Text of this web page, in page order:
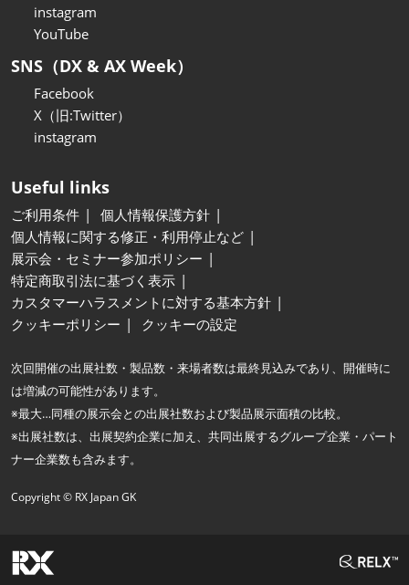
instagram
YouTube
SNS（DX & AX Week）
Facebook
X（旧:Twitter）
instagram
Useful links
ご利用条件
個人情報保護方針
個人情報に関する修正・利用停止など
展示会・セミナー参加ポリシー
特定商取引法に基づく表示
カスタマーハラスメントに対する基本方針
クッキーポリシー
クッキーの設定
次回開催の出展社数・製品数・来場者数は最終見込みであり、開催時に
は増減の可能性があります。
※最大…同種の展示会との出展社数および製品展示面積の比較。
※出展社数は、出展契約企業に加え、共同出展するグループ企業・パート
ナー企業数も含みます。
Copyright © RX Japan GK